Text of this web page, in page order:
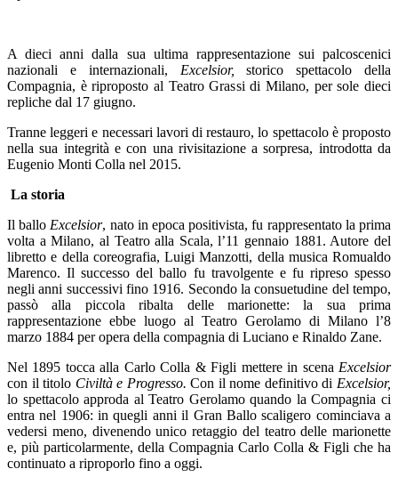
A dieci anni dalla sua ultima rappresentazione sui palcoscenici
nazionali e internazionali, Excelsior,storico spettacolo della
Compagnia, è riproposto al Teatro Grassi di Milano, per sole dieci
repliche dal 17 giugno.
Tranne leggeri e necessari lavori di restauro, lo spettacolo è proposto
nella sua integrità e con una rivisitazione a sorpresa, introdotta da
Eugenio Monti Colla nel 2015.
La storia
Il ballo Excelsior, nato in epoca positivista, fu rappresentato la prima
volta a Milano, al Teatro alla Scala, l’11 gennaio 1881. Autore del
libretto e della coreografia, Luigi Manzotti, della musica Romualdo
Marenco. Il successo del ballo fu travolgente e fu ripreso spesso
negli anni successivi fino 1916. Secondo la consuetudine del tempo,
passò alla piccola ribalta delle marionette: la sua prima
rappresentazione ebbe luogo al Teatro Gerolamo di Milano l’8
marzo 1884 per opera della compagnia di Luciano e Rinaldo Zane.
Nel 1895 tocca alla Carlo Colla & Figli mettere in scena Excelsior
con il titolo Civiltà e Progresso. Con il nome definitivo di Excelsior,
lo spettacolo approda al Teatro Gerolamo quando la Compagnia ci
entra nel 1906: in quegli anni il Gran Ballo scaligero cominciava a
vedersi meno, divenendo unico retaggio del teatro delle marionette
e, più particolarmente, della Compagnia Carlo Colla & Figli che ha
continuato a riproporlo fino a oggi.